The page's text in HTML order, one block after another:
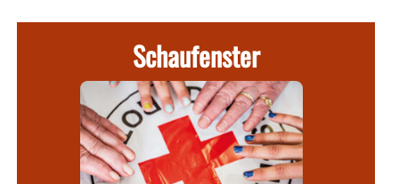
Schaufenster